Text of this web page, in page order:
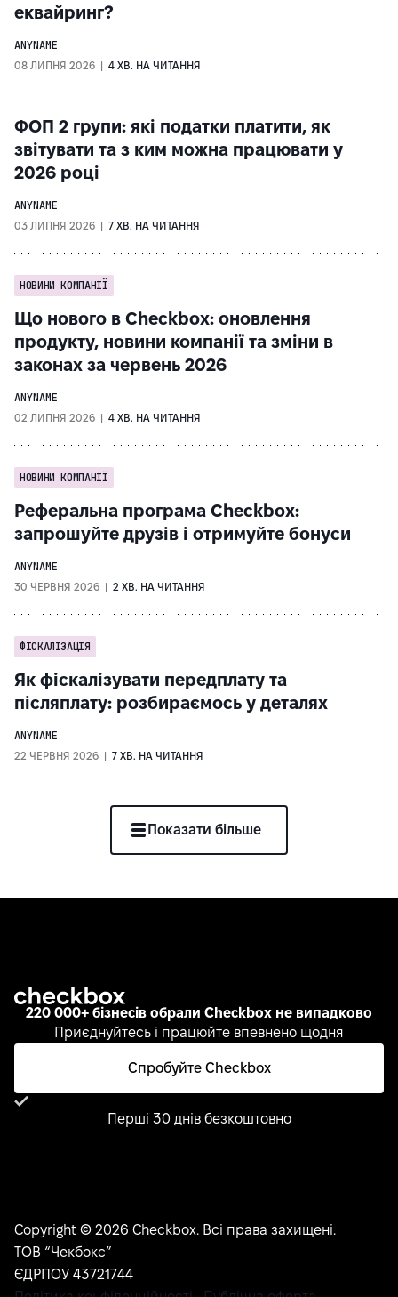
еквайринг?
ANYNAME
08 ЛИПНЯ 2026 | 4 ХВ. НА ЧИТАННЯ
ФОП 2 групи: які податки платити, як
звітувати та з ким можна працювати у
2026 році
ANYNAME
03 ЛИПНЯ 2026 | 7 ХВ. НА ЧИТАННЯ
НОВИНИ КОМПАНІЇ
Що нового в Checkbox: оновлення
продукту, новини компанії та зміни в
законах за червень 2026
ANYNAME
02 ЛИПНЯ 2026 | 4 ХВ. НА ЧИТАННЯ
НОВИНИ КОМПАНІЇ
Реферальна програма Checkbox:
запрошуйте друзів і отримуйте бонуси
ANYNAME
30 ЧЕРВНЯ 2026 | 2 ХВ. НА ЧИТАННЯ
ФІСКАЛІЗАЦІЯ
Як фіскалізувати передплату та
післяплату: розбираємось у деталях
ANYNAME
22 ЧЕРВНЯ 2026 | 7 ХВ. НА ЧИТАННЯ
Показати більше
220 000+ бізнесів обрали Checkbox не випадково
Приєднуйтесь і працюйте впевнено щодня
Спробуйте Checkbox
Перші 30 днів безкоштовно
Copyright © 2026 Checkbox. Всі права захищені.
ТОВ “Чекбокс”
ЄДРПОУ 43721744